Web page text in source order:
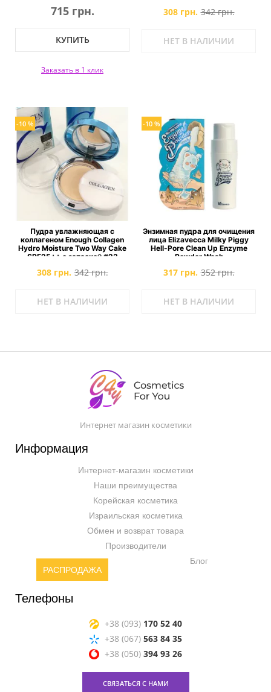
715 грн.
КУПИТЬ
Заказать в 1 клик
308 грн. 342 грн.
НЕТ В НАЛИЧИИ
-10 %
Пудра увлажняющая с
коллагеном Enough Collagen
Hydro Moisture Two Way Cake
SPF25++ с запаской #23
308 грн. 342 грн.
НЕТ В НАЛИЧИИ
-10 %
Энзимная пудра для очищения
лица Elizavecca Milky Piggy
Hell-Pore Clean Up Enzyme
Powder Wash
317 грн. 352 грн.
НЕТ В НАЛИЧИИ
Интернет магазин косметики
Информация
Интернет-магазин косметики
Наши преимущества
Корейская косметика
Израильская косметика
Обмен и возврат товара
Производители
РАСПРОДАЖА
Блог
Телефоны
+38 (093) 170 52 40
+38 (067) 563 84 35
+38 (050) 394 93 26
СВЯЗАТЬСЯ С НАМИ